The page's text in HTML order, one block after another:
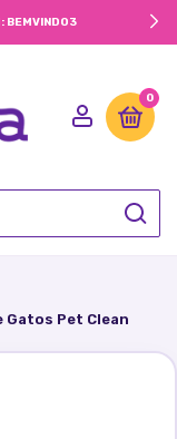
BEMVINDO3
0
Gatos Pet Clean